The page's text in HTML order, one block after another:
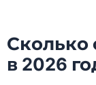
Сколько
в 2026